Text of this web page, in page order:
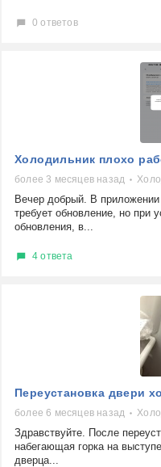
0 ответов
Холодильник плохо
более 3 месяцев назад
Вечер добрый. В
требует обновление, но при
обновления, в...
4 ответа
Переустановка двери
более 6 месяцев назад
Здравствуйте. После
набегающая горка на
дверца...